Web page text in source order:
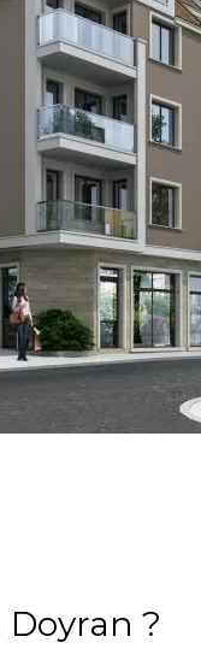
Doyran ?